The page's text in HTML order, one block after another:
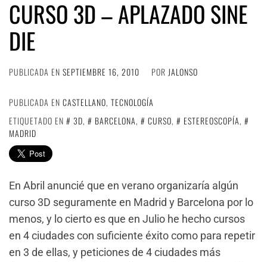
CURSO 3D – APLAZADO SINE
DIE
PUBLICADA EN SEPTIEMBRE 16, 2010 POR JALONSO
PUBLICADA EN CASTELLANO, TECNOLOGÍA
ETIQUETADO EN
3D, BARCELONA, CURSO, ESTEREOSCOPÍA,
MADRID
En Abril anuncié que en verano organizaría algún
curso 3D seguramente en Madrid y Barcelona por lo
menos, y lo cierto es que en Julio he hecho cursos
en 4 ciudades con suficiente éxito como para repetir
en 3 de ellas, y peticiones de 4 ciudades más